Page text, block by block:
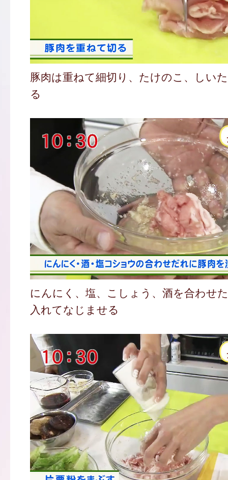
豚肉は重ねて細切り、たけのこ、しい
る
にんにく、塩、こしょう、酒を合わせ
入れてなじませる